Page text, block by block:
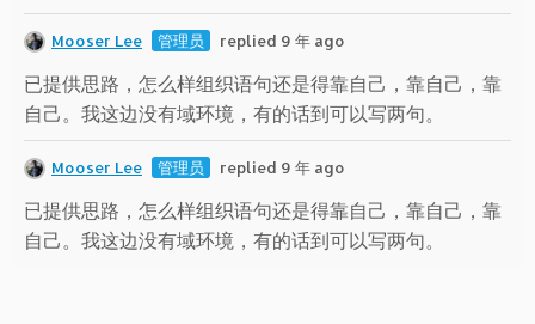
Mooser Lee 管理员 replied 9 年 ago
已提供思路，怎么样组织语句还是得靠自己，靠自己，靠
自己。我这边没有域环境，有的话到可以写两句。
Mooser Lee 管理员 replied 9 年 ago
已提供思路，怎么样组织语句还是得靠自己，靠自己，靠
自己。我这边没有域环境，有的话到可以写两句。